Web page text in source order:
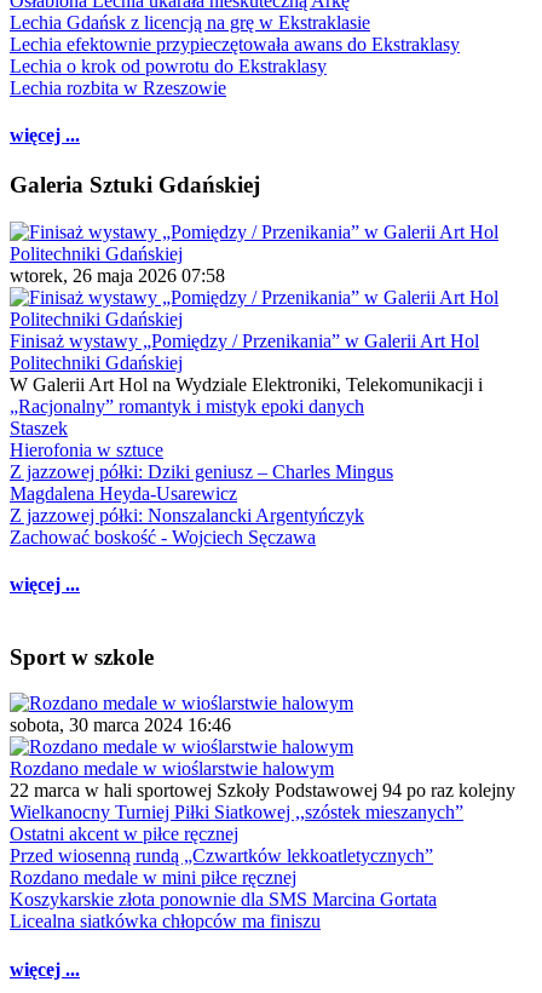
Lechia Gdańsk z licencją na grę w Ekstraklasie
Lechia efektownie przypieczętowała awans do Ekstraklasy
Lechia o krok od powrotu do Ekstraklasy
Lechia rozbita w Rzeszowie
więcej ...
Galeria Sztuki Gdańskiej
wtorek, 26 maja 2026 07:58
Finisaż wystawy „Pomiędzy / Przenikania” w Galerii Art Hol
Politechniki Gdańskiej
W Galerii Art Hol na Wydziale Elektroniki, Telekomunikacji i
„Racjonalny” romantyk i mistyk epoki danych
Staszek
Hierofonia w sztuce
Z jazzowej półki: Dziki geniusz – Charles Mingus
Magdalena Heyda-Usarewicz
Z jazzowej półki: Nonszalancki Argentyńczyk
Zachować boskość - Wojciech Sęczawa
więcej ...
Sport w szkole
sobota, 30 marca 2024 16:46
Rozdano medale w wioślarstwie halowym
22 marca w hali sportowej Szkoły Podstawowej 94 po raz kolejny
Wielkanocny Turniej Piłki Siatkowej ,,szóstek mieszanych”
Ostatni akcent w piłce ręcznej
Przed wiosenną rundą „Czwartków lekkoatletycznych”
Rozdano medale w mini piłce ręcznej
Koszykarskie złota ponownie dla SMS Marcina Gortata
Licealna siatkówka chłopców ma finiszu
więcej ...